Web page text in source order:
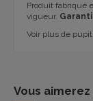
Produit fabriqué
vigueur.
Voir plus de
Vous aimerez